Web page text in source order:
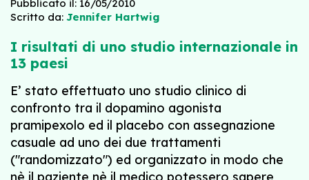
Pubblicato il: 16/05/2010
Scritto da: Jennifer Hartwig
I risultati di uno studio internazionale in
13 paesi
E’ stato effettuato uno studio clinico di
confronto tra il dopamino agonista
pramipexolo ed il placebo con assegnazione
casuale ad uno dei due trattamenti
("randomizzato") ed organizzato in modo che
nè il paziente nè il medico potessero sapere